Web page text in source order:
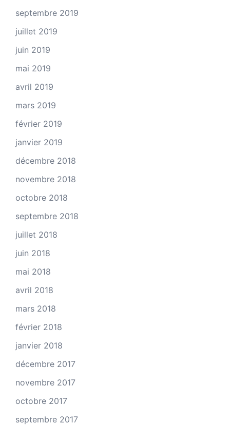
septembre 2019
juillet 2019
juin 2019
mai 2019
avril 2019
mars 2019
février 2019
janvier 2019
décembre 2018
novembre 2018
octobre 2018
septembre 2018
juillet 2018
juin 2018
mai 2018
avril 2018
mars 2018
février 2018
janvier 2018
décembre 2017
novembre 2017
octobre 2017
septembre 2017